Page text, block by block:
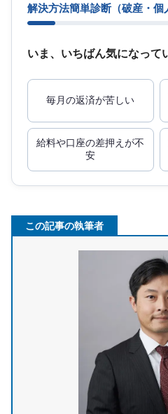
解決方法簡単診断（破産・個
いま、いちばん気になって
毎月の返済が苦しい
給料や口座の差押えが不
安
この記事の執筆者